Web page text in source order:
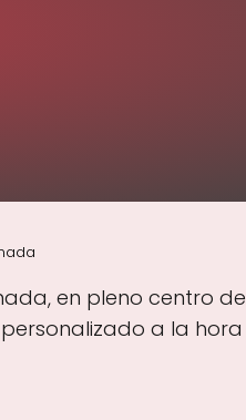
en pleno centro de
a la hora